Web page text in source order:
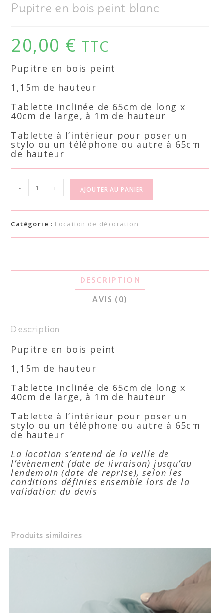
Pupitre en bois peint blanc
20,00 € TTC
Pupitre en bois peint
1,15m de hauteur
Tablette inclinée de 65cm de long x
40cm de large, à 1m de hauteur
Tablette à l’intérieur pour poser un
stylo ou un téléphone ou autre à 65cm
de hauteur
- + AJOUTER AU PANIER
Catégorie : Location de décoration
DESCRIPTION
AVIS (0)
Description
Pupitre en bois peint
1,15m de hauteur
Tablette inclinée de 65cm de long x
40cm de large, à 1m de hauteur
Tablette à l’intérieur pour poser un
stylo ou un téléphone ou autre à 65cm
de hauteur
La location s’entend de la veille de
l’évènement (date de livraison) jusqu’au
lendemain (date de reprise), selon les
conditions définies ensemble lors de la
validation du devis
Produits similaires